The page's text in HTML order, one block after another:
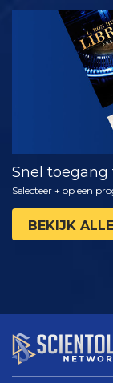
KIJK
Snel
Selecteer + op een
BEKIJK